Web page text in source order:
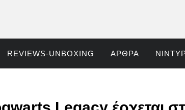
REVIEWS-UNBOXING ΆΡΘΡΑ